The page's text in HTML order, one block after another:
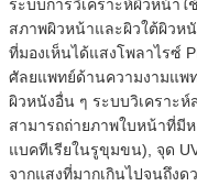
ระบบการวิเคราะห์ผิวหน้าใ
สภาพผิวหน้าและผิวใต้ผิวห
ที่มองเห็นได้แสงโพลาไรซ์
ศัลยแพทย์ด้านความงามแพ
ผิวหนังอื่น ๆ ระบบวิเคราะ
สามารถถ่ายภาพใบหน้าที่มี
แบคทีเรียในรูขุมขน), จุด
จากแสงที่มากเกินไปจนถึง